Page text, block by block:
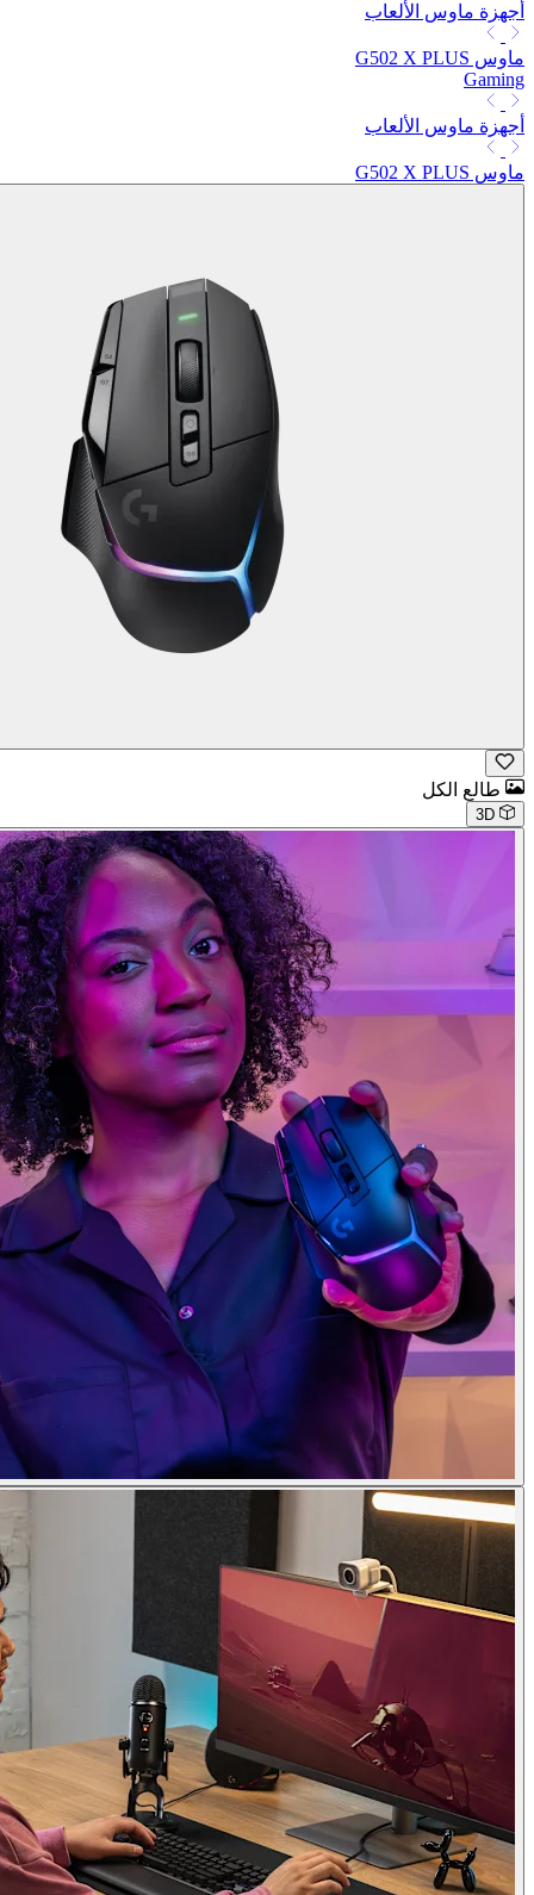
أجهزة ماوس الألعاب
ماوس G502 X PLUS
Gaming
أجهزة ماوس الألعاب
ماوس G502 X PLUS
طالع الكل
3D